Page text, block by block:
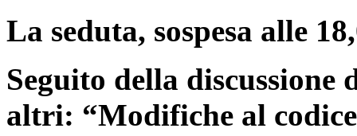
La seduta, sospesa alle
Seguito della discussione
altri: “Modifiche al